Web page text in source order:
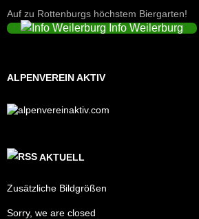
Auf zu Rottenburgs höchstem Biergarten!
Info Weilerburg
ALPENVEREIN AKTIV
AKTUELL
Zusätzliche Bildgrößen
Sorry, we are closed